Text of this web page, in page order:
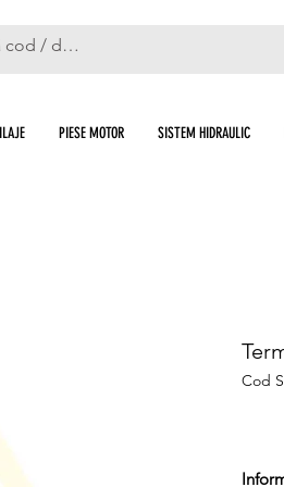
PIESE MOTOR SISTEM HIDRAULIC
Cod